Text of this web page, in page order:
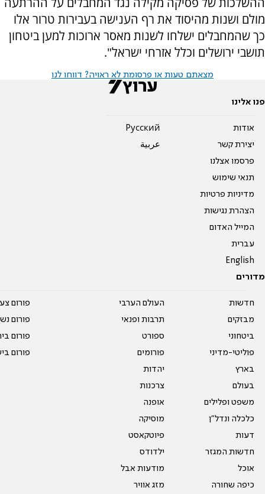
מולם ושנות מהיסוד את רף הענישה בעבירות טרור אלו
כך שהמחבלים ישלחו לשנות מאסר ארוכות למען ביטחון
תושבי ירושלים וכלל אזרחי ישראל".
מצאתם טעות או פרסומת לא ראויה? דווחו לנו
פנו אלינו
אודות
יצירת קשר
פרסמו אצלנו
תנאי שימוש
מדיניות פרטיות
הצהרת נגישות
המייל האדום
עברית
English
Pусский
عربية
מדורים
חדשות
מבזקים
ביטחוני
פוליטי-מדיני
בארץ
בעולם
משפט ופלילים
כלכלה ונדל"ן
דעות
חדשות המגזר
אוכל
כיפה שחורה
העולם הערבי
תרבות ופנאי
ספורט
פורומים
יהדות
צרכנות
אופנה
מוסיקה
פיוטקאסט
ילדודס
מודעות אבל
מזג אוויר
פורום
פורום
פורום
פורום